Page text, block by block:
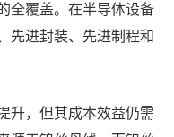
全覆盖。在半导体设备
先进封装、先进制程和
升，但其成本效益仍需